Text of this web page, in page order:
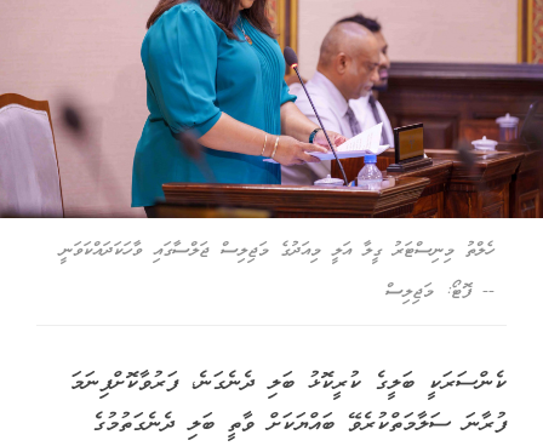
ހެލްތު މިނިސްޓަރު ގީލާ އަލީ މިއަދުގެ މަޖިލިސް ޖަލްސާގައި ވާހަކަދައްކަވަނީ
-- ފޮޓޯ: މަޖިލިސް
ކެންސަރަކީ ބަލީގެ ކުރީކޮޅު ބަލި ދެނެގަނެ، ފަރުވާކޮށްފިނަމަ
ފުރާނަ ސަލާމަތްކުރެވޭ ބައްޔަކަށް ވާތީ ބަލި ދެނެގަތުމުގެ